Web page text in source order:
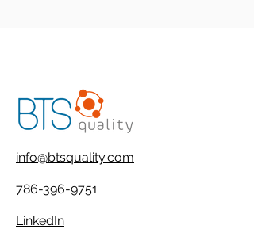
info@btsquality.com
786-396-9751
LinkedIn